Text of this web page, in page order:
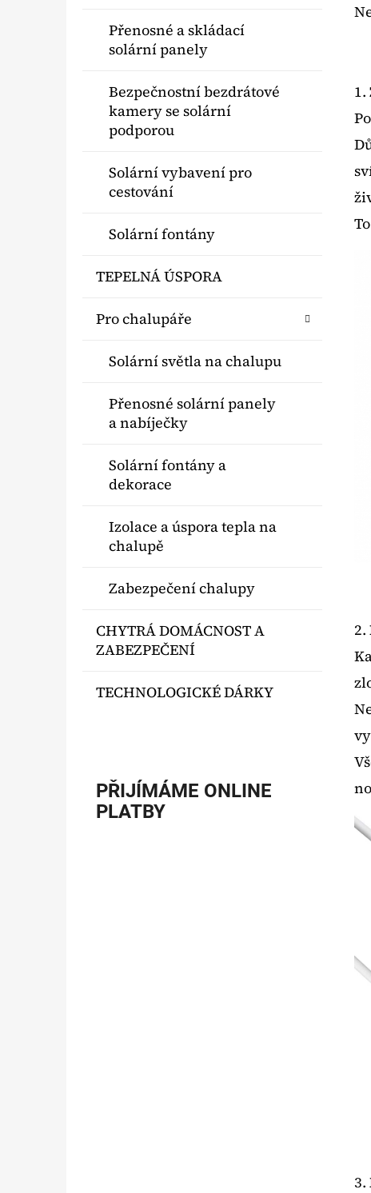
Přenosné a skládací
solární panely
Bezpečnostní bezdrátové
kamery se solární
podporou
Solární vybavení pro
cestování
Solární fontány
TEPELNÁ ÚSPORA
Pro chalupáře
Solární světla na chalupu
Přenosné solární panely
a nabíječky
Solární fontány a
dekorace
Izolace a úspora tepla na
chalupě
Zabezpečení chalupy
CHYTRÁ DOMÁCNOST A
ZABEZPEČENÍ
TECHNOLOGICKÉ DÁRKY
PŘIJÍMÁME ONLINE
PLATBY
1.
2.
3.